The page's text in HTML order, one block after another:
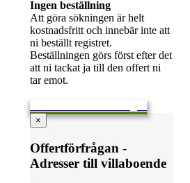
Ingen beställning
Att göra sökningen är helt
kostnadsfritt och innebär inte att
ni beställt registret.
Beställningen görs först efter det
att ni tackat ja till den offert ni
tar emot.
×
Offertförfrågan -
Adresser till villaboende